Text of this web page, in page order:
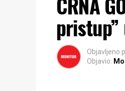
Objavljeno
Objavio: